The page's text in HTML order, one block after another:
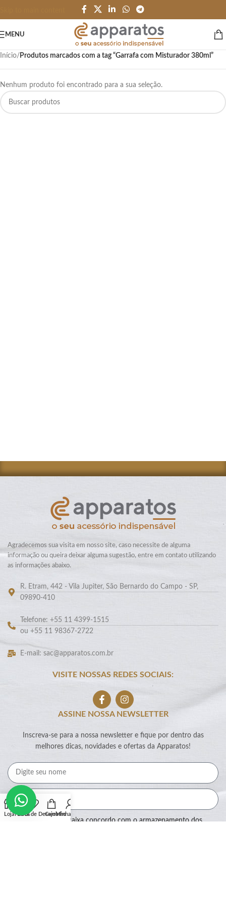
MENU
Início/ Produtos marcados com a tag “Garrafa com Misturador 380ml”
Nenhum produto foi encontrado para a sua seleção.
Agradecemos sua visita em nosso site, caso necessite de alguma
informação ou queira deixar alguma sugestão, entre em contato utilizando
as informações abaixo.
R. Etram, 442 - Vila Jupiter, São Bernardo do Campo - SP,
09890-410
Telefone: +55 11 4399-1515
ou +55 11 98367-2722
E-mail: sac@apparatos.com.br
VISITE NOSSAS REDES SOCIAIS:
ASSINE NOSSA NEWSLETTER
Inscreva-se para a nossa newsletter e fique por dentro das
melhores dicas, novidades e ofertas da Apparatos!
Ao marcar essa caixa concordo com o armazenamento dos
LojaFiltros
Lista de Desejos
CarrinhoMinha conta